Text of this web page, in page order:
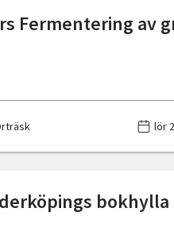
Fermentering av
lör